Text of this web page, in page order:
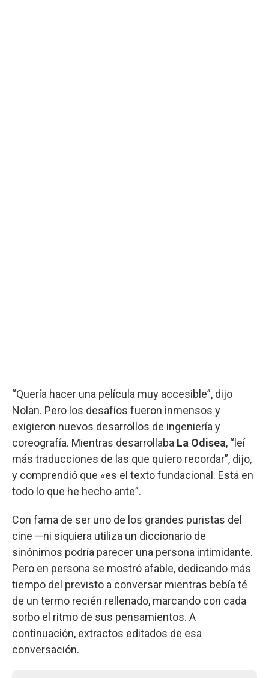
“Quería hacer una película muy accesible”, dijo
Nolan. Pero los desafíos fueron inmensos y
exigieron nuevos desarrollos de ingeniería y
coreografía. Mientras desarrollaba La Odisea, “leí
más traducciones de las que quiero recordar”, dijo,
y comprendió que «es el texto fundacional. Está en
todo lo que he hecho ante”.
Con fama de ser uno de los grandes puristas del
cine —ni siquiera utiliza un diccionario de
sinónimos podría parecer una persona intimidante.
Pero en persona se mostró afable, dedicando más
tiempo del previsto a conversar mientras bebía té
de un termo recién rellenado, marcando con cada
sorbo el ritmo de sus pensamientos. A
continuación, extractos editados de esa
conversación.